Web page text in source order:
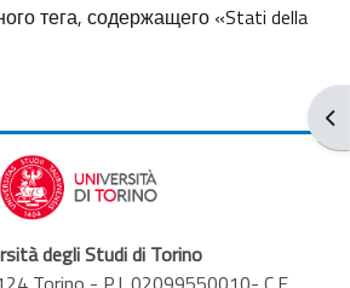
тега, содержащего «Stati della
degli Studi di Torino